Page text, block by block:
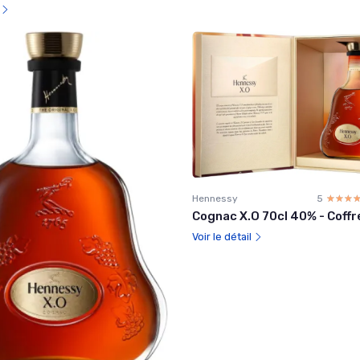
Hennessy 5
Cognac X.O 70cl 40% -
Voir le détail